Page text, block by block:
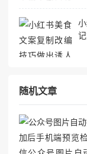
随机文章